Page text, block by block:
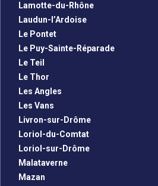
Lamotte-du-Rhône
Laudun-l’Ardoise
Le Pontet
Le Puy-Sainte-Réparade
Le Teil
Le Thor
Les Angles
Les Vans
Livron-sur-Drôme
Loriol-du-Comtat
Loriol-sur-Drôme
Malataverne
Mazan